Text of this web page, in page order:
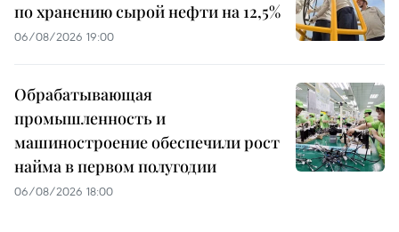
по хранению сырой нефти на 12,5%
06/08/2026 19:00
Обрабатывающая
промышленность и
машиностроение обеспечили рост
найма в первом полугодии
06/08/2026 18:00